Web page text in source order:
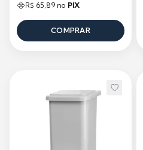
R$ 65,89 no PIX
COMPRAR